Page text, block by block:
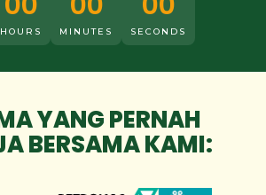
HOURS MINUTES SECONDS
YANG PERNAH
BERSAMA KAMI: